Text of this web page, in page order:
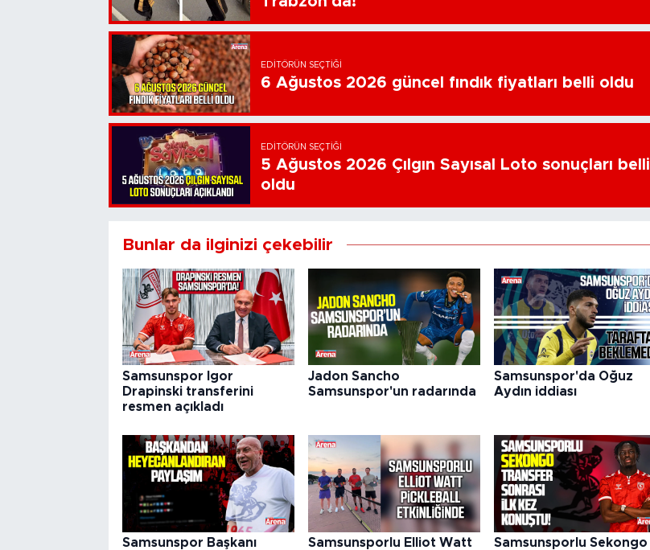
EDITÖRÜN SEÇTIĞI
6 Ağustos 2026 güncel fındık fiyatları belli oldu
EDITÖRÜN SEÇTIĞI
5 Ağustos 2026 Çılgın Sayısal Loto sonuçları belli
oldu
Bunlar da ilginizi çekebilir
Samsunspor Igor
Drapinski transferini
resmen açıkladı
Jadon Sancho
Samsunspor'un radarında
Samsunspor'da Oğuz
Aydın iddiası
Samsunspor Başkanı Samsunsporlu Elliot Watt Samsunsporlu Sekongo